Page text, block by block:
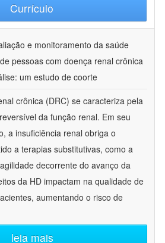
Currículo
e monitoramento da saúde
pessoas com doença renal crônica
um estudo de coorte
crônica (DRC) se caracteriza pela
da função renal. Em seu
a insuficiência renal obriga o
a terapias substitutivas, como a
decorrente do avanço da
da HD impactam na qualidade de
aumentando o risco de
leia mais